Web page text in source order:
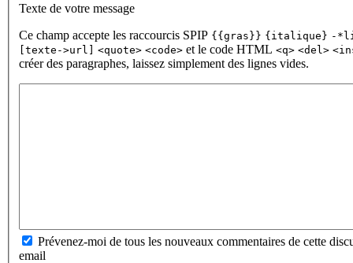
Texte de votre message
Ce champ accepte les raccourcis SPIP {{gras}} {italique} -
[texte->url] <quote> <code> et le code HTML <q> <del>
créer des paragraphes, laissez simplement des lignes vides.
Prévenez-moi de tous les nouveaux commentaires de cette
email